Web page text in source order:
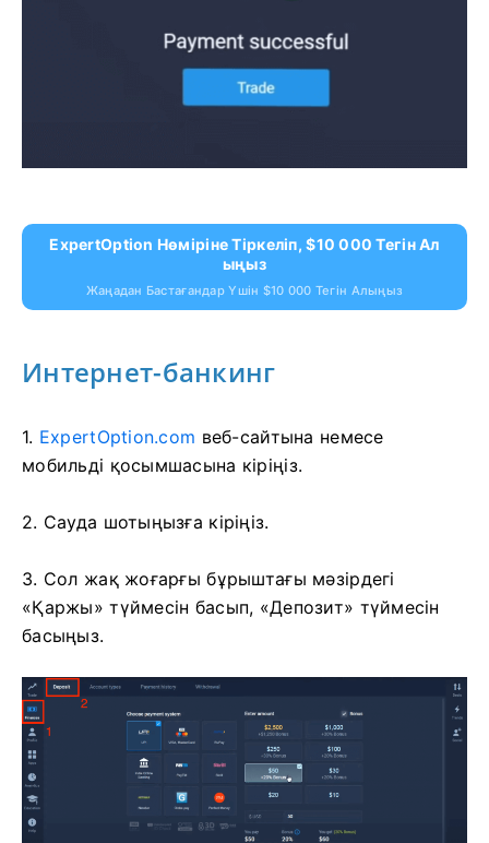
ExpertOption Нөміріне Тіркеліп, $10 000 Тегін Ал
Ыңыз
Жаңадан Бастағандар Үшін $10 000 Тегін Алыңыз
Интернет-банкинг
1. ExpertOption.com веб-сайтына немесе
мобильді қосымшасына кіріңіз.
2. Сауда шотыңызға кіріңіз.
3. Сол жақ жоғарғы бұрыштағы мәзірдегі
«Қаржы» түймесін басып, «Депозит» түймесін
басыңыз.